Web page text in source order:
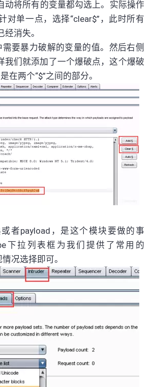
动将所有的变量都勾选上。实际操作
对单一点，选择“clear$”，此时所有
消失。
需要暴力破解的变量的值。然后右侧
我们就添加了一个爆破点，这个爆破
在两个“$”之间的部分。
者payload，是这个模块要做的事
下拉列表框为我们提供了常用的
况选择即可。